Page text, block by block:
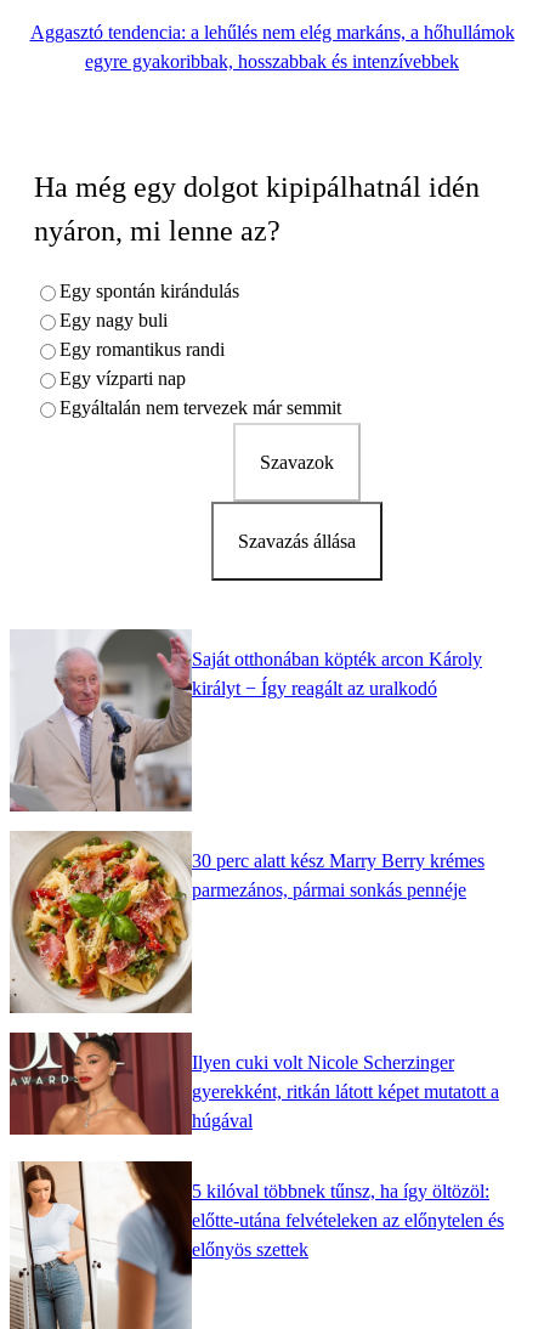
Aggasztó tendencia: a lehűlés nem elég markáns, a hőhullámok
egyre gyakoribbak, hosszabbak és intenzívebbek
Ha még egy dolgot kipipálhatnál idén
nyáron, mi lenne az?
Egy spontán kirándulás
Egy nagy buli
Egy romantikus randi
Egy vízparti nap
Egyáltalán nem tervezek már semmit
Szavazok
Szavazás állása
Saját otthonában köpték arcon Károly
királyt − Így reagált az uralkodó
30 perc alatt kész Marry Berry krémes
parmezános, pármai sonkás pennéje
Ilyen cuki volt Nicole Scherzinger
gyerekként, ritkán látott képet mutatott a
húgával
5 kilóval többnek tűnsz, ha így öltözöl:
előtte-utána felvételeken az előnytelen és
előnyös szettek